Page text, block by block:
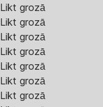
Likt grozā
Likt grozā
Likt grozā
Likt grozā
Likt grozā
Likt grozā
Likt grozā